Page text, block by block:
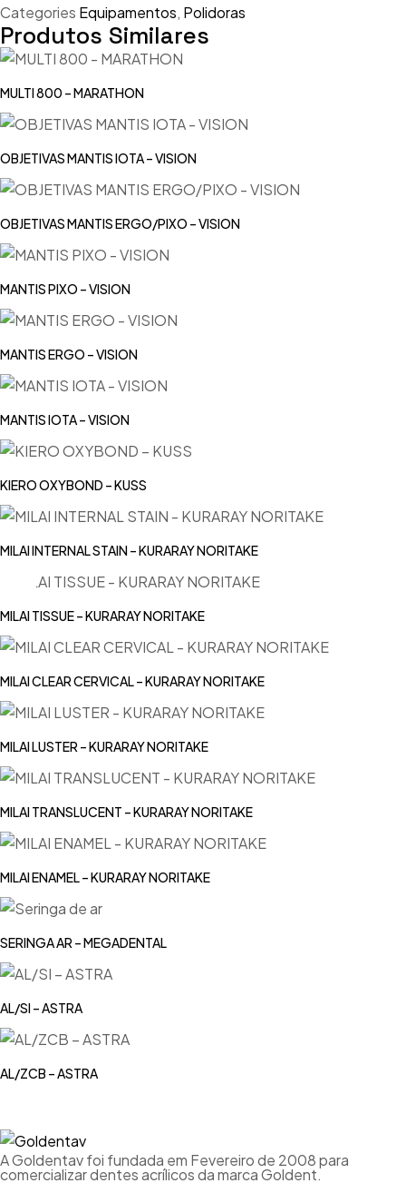
Categories Equipamentos, Polidoras
Produtos Similares
MULTI 800 – MARATHON
OBJETIVAS MANTIS IOTA – VISION
OBJETIVAS MANTIS ERGO/PIXO – VISION
MANTIS PIXO – VISION
MANTIS ERGO – VISION
MANTIS IOTA – VISION
KIERO OXYBOND – KUSS
MILAI INTERNAL STAIN – KURARAY NORITAKE
MILAI TISSUE – KURARAY NORITAKE
MILAI CLEAR CERVICAL – KURARAY NORITAKE
MILAI LUSTER – KURARAY NORITAKE
MILAI TRANSLUCENT – KURARAY NORITAKE
MILAI ENAMEL – KURARAY NORITAKE
SERINGA AR – MEGADENTAL
AL/SI – ASTRA
AL/ZCB – ASTRA
A Goldentav foi fundada em Fevereiro de 2008 para
comercializar dentes acrílicos da marca Goldent.